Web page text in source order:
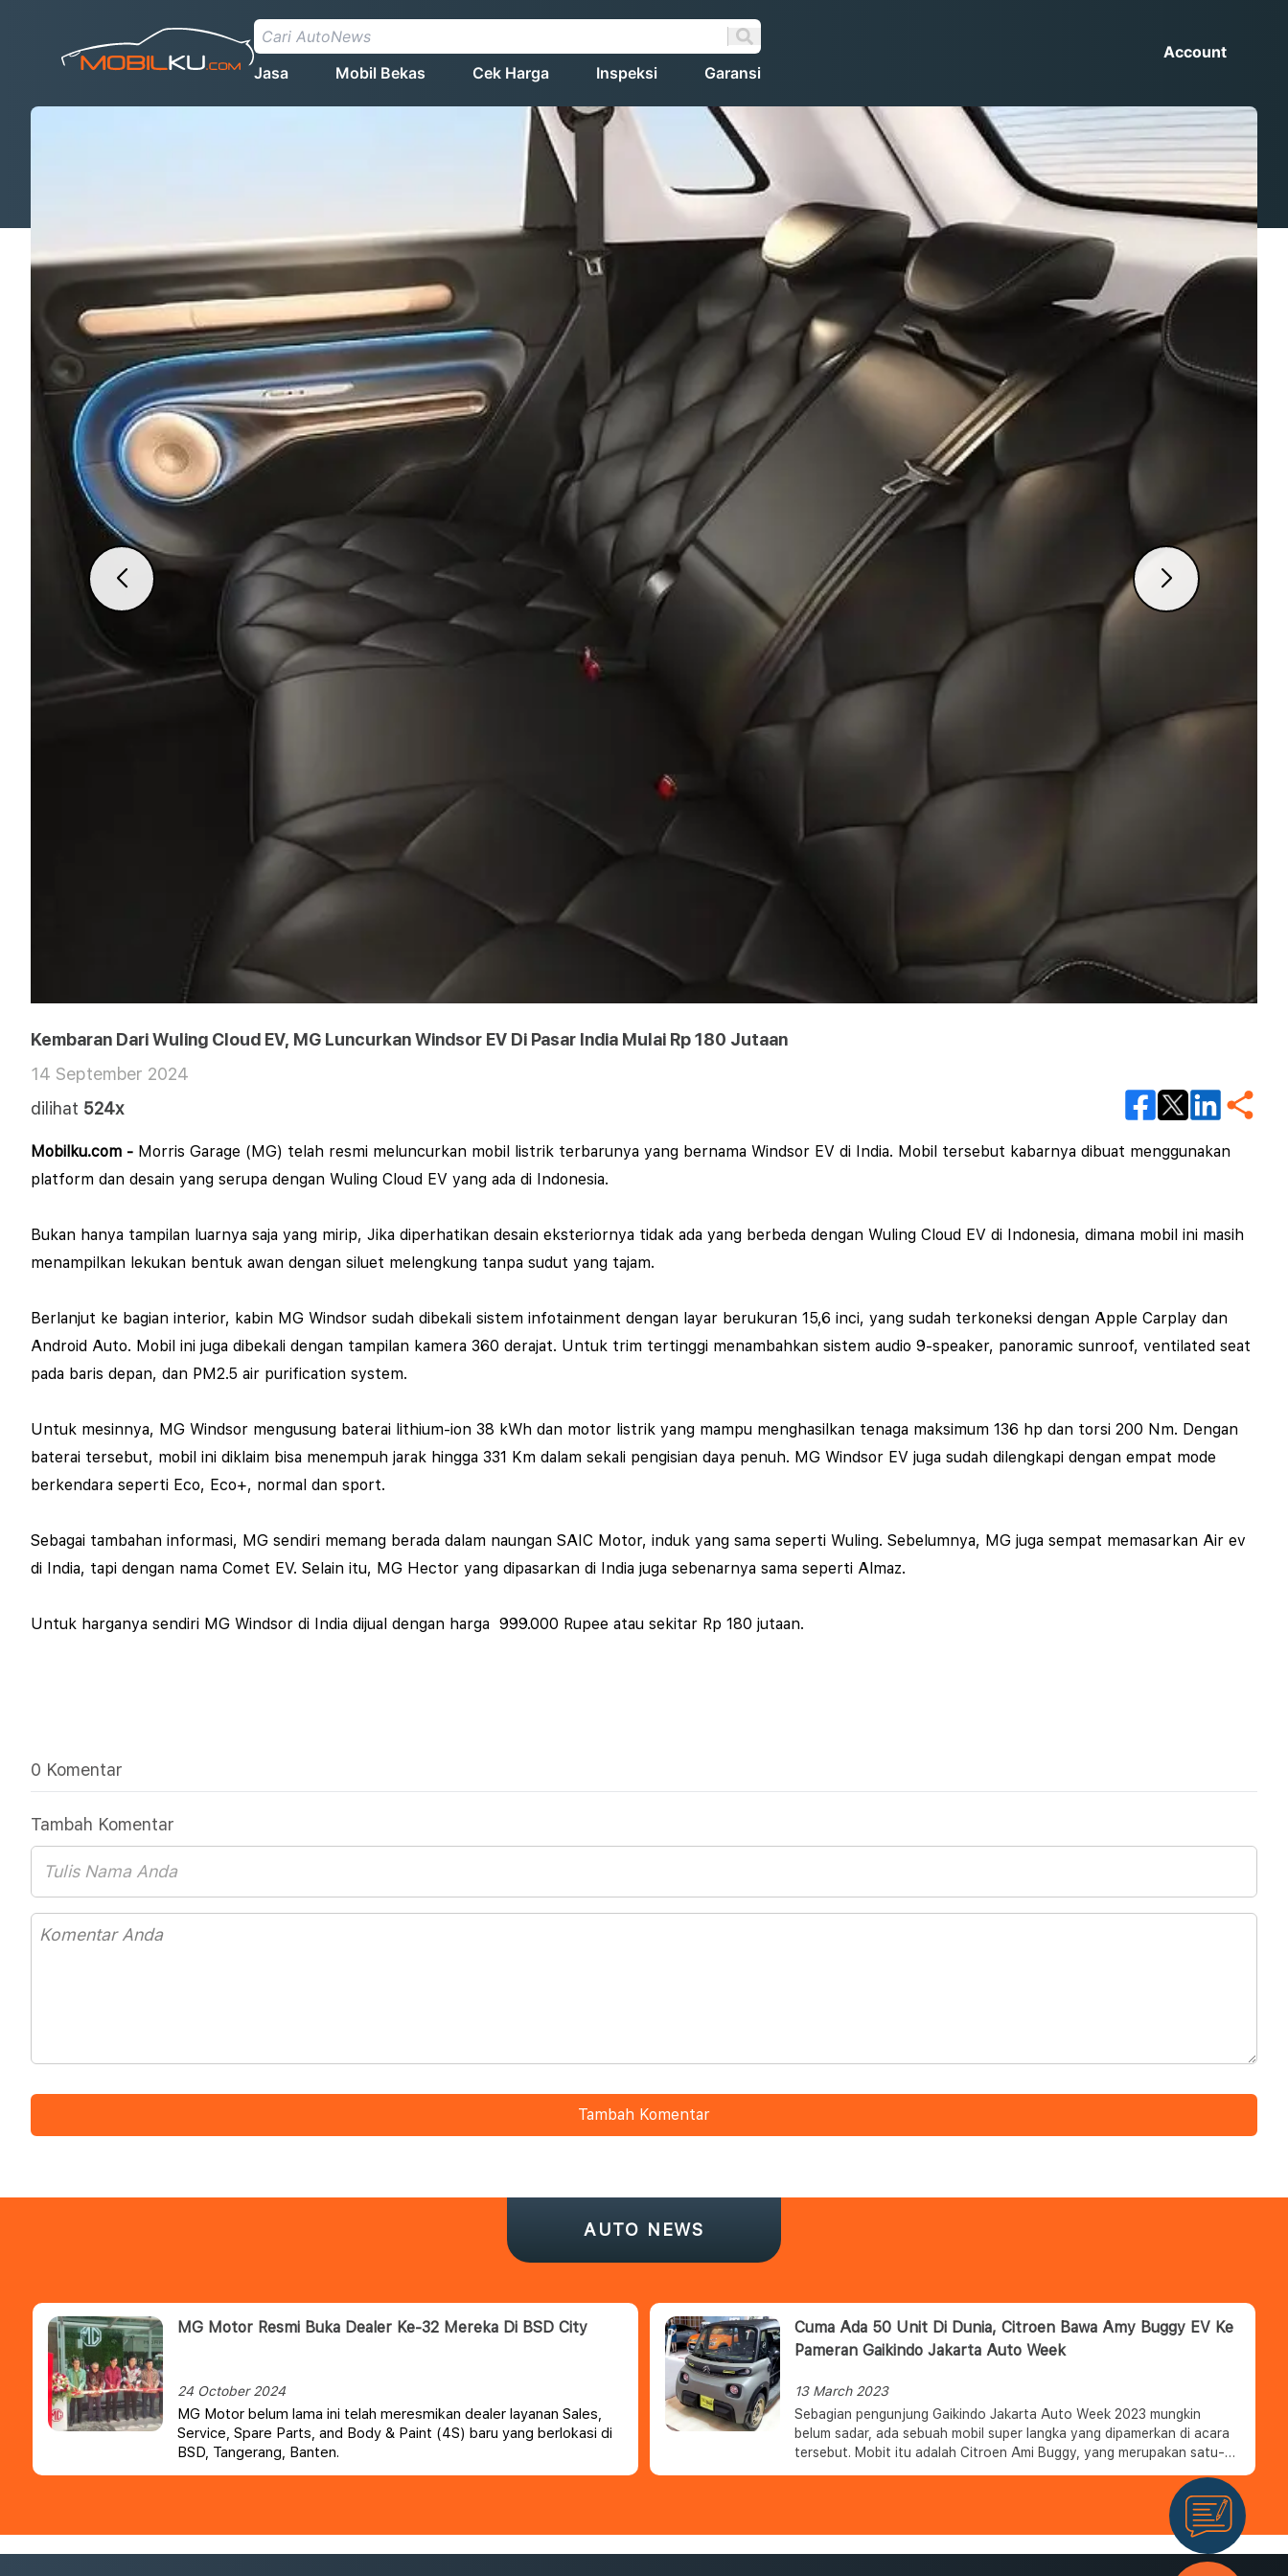
Jasa Mobil Bekas Cek Harga Inspeksi Garansi
Account
Kembaran Dari Wuling Cloud EV, MG Luncurkan Windsor EV Di Pasar India Mulai Rp 180 Jutaan
14 September 2024
dilihat 524x
Mobilku.com - Morris Garage (MG) telah resmi meluncurkan mobil listrik terbarunya yang bernama Windsor EV di India. Mobil tersebut kabarnya dibuat menggunakan
platform dan desain yang serupa dengan Wuling Cloud EV yang ada di Indonesia.
Bukan hanya tampilan luarnya saja yang mirip, Jika diperhatikan desain eksteriornya tidak ada yang berbeda dengan Wuling Cloud EV di Indonesia, dimana mobil ini masih
menampilkan lekukan bentuk awan dengan siluet melengkung tanpa sudut yang tajam.
Berlanjut ke bagian interior, kabin MG Windsor sudah dibekali sistem infotainment dengan layar berukuran 15,6 inci, yang sudah terkoneksi dengan Apple Carplay dan
Android Auto. Mobil ini juga dibekali dengan tampilan kamera 360 derajat. Untuk trim tertinggi menambahkan sistem audio 9-speaker, panoramic sunroof, ventilated seat
pada baris depan, dan PM2.5 air purification system.
Untuk mesinnya, MG Windsor mengusung baterai lithium-ion 38 kWh dan motor listrik yang mampu menghasilkan tenaga maksimum 136 hp dan torsi 200 Nm. Dengan
baterai tersebut, mobil ini diklaim bisa menempuh jarak hingga 331 Km dalam sekali pengisian daya penuh. MG Windsor EV juga sudah dilengkapi dengan empat mode
berkendara seperti Eco, Eco+, normal dan sport.
Sebagai tambahan informasi, MG sendiri memang berada dalam naungan SAIC Motor, induk yang sama seperti Wuling. Sebelumnya, MG juga sempat memasarkan Air ev
di India, tapi dengan nama Comet EV. Selain itu, MG Hector yang dipasarkan di India juga sebenarnya sama seperti Almaz.
Untuk harganya sendiri MG Windsor di India dijual dengan harga 999.000 Rupee atau sekitar Rp 180 jutaan.
0 Komentar
Tambah Komentar
Tambah Komentar
AUTO NEWS
MG Motor Resmi Buka Dealer Ke-32 Mereka Di BSD City
24 October 2024
MG Motor belum lama ini telah meresmikan dealer layanan Sales,
Service, Spare Parts, and Body & Paint (4S) baru yang berlokasi di
BSD, Tangerang, Banten.
Cuma Ada 50 Unit Di Dunia, Citroen Bawa Amy Buggy EV Ke
Pameran Gaikindo Jakarta Auto Week
13 March 2023
Sebagian pengunjung Gaikindo Jakarta Auto Week 2023 mungkin
belum sadar, ada sebuah mobil super langka yang dipamerkan di acara
tersebut. Mobit itu adalah Citroen Ami Buggy, yang merupakan satu-